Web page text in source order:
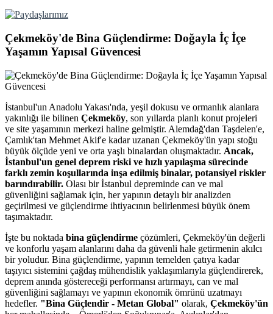
Çekmeköy'de Bina Güçlendirme: Doğayla İç İçe
Yaşamın Yapısal Güvencesi
İstanbul'un Anadolu Yakası'nda, yeşil dokusu ve ormanlık alanlara
yakınlığı ile bilinen Çekmeköy, son yıllarda planlı konut projeleri
ve site yaşamının merkezi haline gelmiştir. Alemdağ'dan Taşdelen'e,
Çamlık'tan Mehmet Akif'e kadar uzanan Çekmeköy'ün yapı stoğu
büyük ölçüde yeni ve orta yaşlı binalardan oluşmaktadır. Ancak,
İstanbul'un genel deprem riski ve hızlı yapılaşma sürecinde
farklı zemin koşullarında inşa edilmiş binalar, potansiyel riskler
barındırabilir. Olası bir İstanbul depreminde can ve mal
güvenliğini sağlamak için, her yapının detaylı bir analizden
geçirilmesi ve güçlendirme ihtiyacının belirlenmesi büyük önem
taşımaktadır.
İşte bu noktada bina güçlendirme çözümleri, Çekmeköy'ün değerli
ve konforlu yaşam alanlarını daha da güvenli hale getirmenin akılcı
bir yoludur. Bina güçlendirme, yapının temelden çatıya kadar
taşıyıcı sistemini çağdaş mühendislik yaklaşımlarıyla güçlendirerek,
deprem anında göstereceği performansı artırmayı, can ve mal
güvenliğini sağlamayı ve yapının ekonomik ömrünü uzatmayı
hedefler. "Bina Güçlendir - Metan Global" olarak, Çekmeköy'ün